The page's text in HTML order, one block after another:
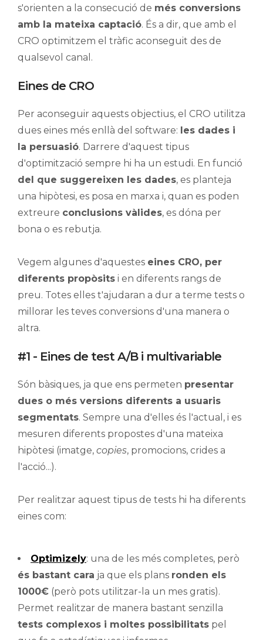
s'orienten a la consecució de més conversions
amb la mateixa captació. És a dir, que amb el
CRO optimitzem el tràfic aconseguit des de
qualsevol canal.
Eines de CRO
Per aconseguir aquests objectius, el CRO utilitza
dues eines més enllà del software: les dades i
la persuasió. Darrere d'aquest tipus
d'optimització sempre hi ha un estudi. En funció
del que suggereixen les dades, es planteja
una hipòtesi, es posa en marxa i, quan es poden
extreure conclusions vàlides, es dóna per
bona o es rebutja.
Vegem algunes d'aquestes eines CRO, per
diferents propòsits i en diferents rangs de
preu. Totes elles t'ajudaran a dur a terme tests o
millorar les teves conversions d'una manera o
altra.
#1 - Eines de test A/B i multivariable
Són bàsiques, ja que ens permeten presentar
dues o més versions diferents a usuaris
segmentats. Sempre una d'elles és l'actual, i es
mesuren diferents propostes d'una mateixa
hipòtesi (imatge, copies, promocions, crides a
l'acció...).
Per realitzar aquest tipus de tests hi ha diferents
eines com:
Optimizely: una de les més completes, però
és bastant cara ja que els plans ronden els
1000€ (però pots utilitzar-la un mes gratis).
Permet realitzar de manera bastant senzilla
tests complexos i moltes possibilitats pel